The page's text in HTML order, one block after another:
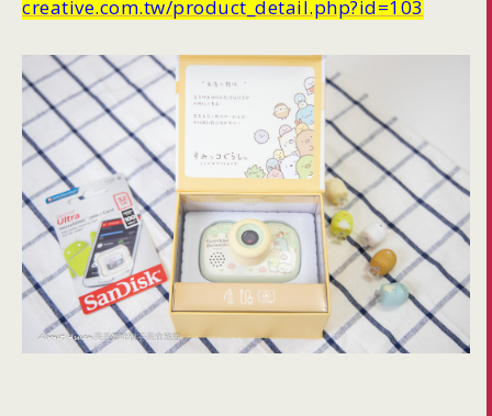
creative.com.tw/product_detail.php?id=103